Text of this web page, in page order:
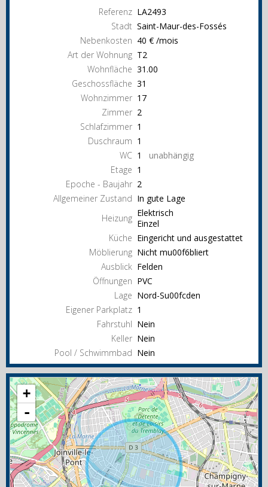
Referenz LA2493
Stadt Saint-Maur-des-Fossés
Nebenkosten 40 € /mois
Art der Wohnung T2
Wohnfläche 31.00
Geschossfläche 31
Wohnzimmer 17
Zimmer 2
Schlafzimmer 1
Duschraum 1
WC 1 unabhängig
Etage 1
Epoche - Baujahr 2
Allgemeiner Zustand In gute Lage
Heizung Elektrisch
Einzel
Küche Eingericht und ausgestattet
Möblierung Nicht mu00f6bliert
Ausblick Felden
Öffnungen PVC
Lage Nord-Su00fcden
Eigener Parkplatz 1
Fahrstuhl Nein
Keller Nein
Pool / Schwimmbad Nein
+
-